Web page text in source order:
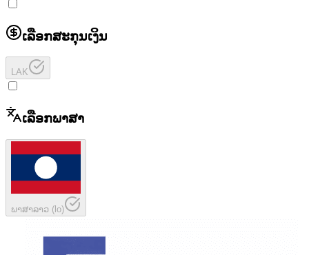
ເລືອກສະກຸນເງິນ
LAK
ເລືອກພາສາ
ພາສາລາວ (lo)